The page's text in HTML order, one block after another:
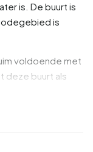
is. De buurt is
is
voldoende met
deze buurt als
beoordelingen